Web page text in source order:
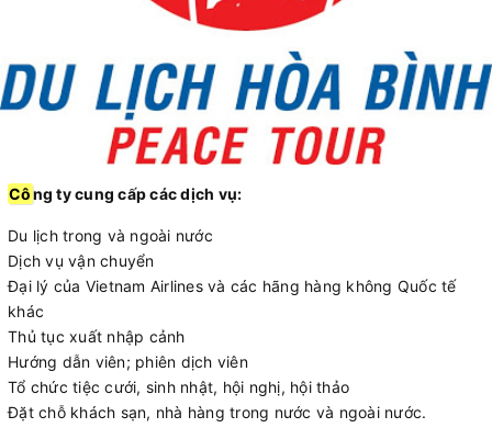
Công ty cung cấp các dịch vụ:
Du lịch trong và ngoài nước
Dịch vụ vận chuyển
Đại lý của Vietnam Airlines và các hãng hàng không Quốc tế
khác
Thủ tục xuất nhập cảnh
Hướng dẫn viên; phiên dịch viên
Tổ chức tiệc cưới, sinh nhật, hội nghị, hội thảo
Đặt chỗ khách sạn, nhà hàng trong nước và ngoài nước.